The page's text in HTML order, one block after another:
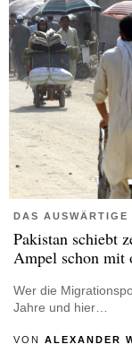
DAS
Pakistan schiebt
Ampel schon mit
Wer die
Jahre und hier…
VON ALEXANDER